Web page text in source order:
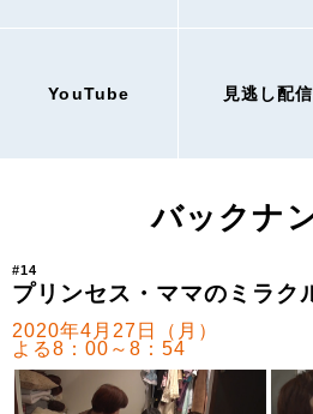
YouTube 見逃し配信
バックナ
#14
プリンセス・ママのミラク
2020年4月27日（月）
よる8：00～8：54